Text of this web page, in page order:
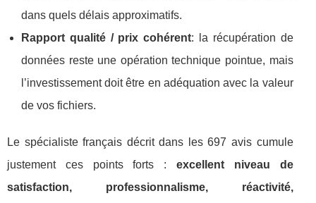
dans quels délais approximatifs.
Rapport qualité / prix cohérent: la récupération de
données reste une opération technique pointue, mais
l’investissement doit être en adéquation avec la valeur
de vos fichiers.
Le spécialiste français décrit dans les 697 avis cumule
justement ces points forts : excellent niveau de
satisfaction, professionnalisme, réactivité,